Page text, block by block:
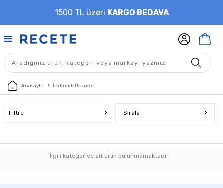
1500 TL üzeri KARGO BEDAVA
Anasayfa İndirimli Ürünler
Filtre Sırala
İlgili kategoriye ait ürün bulunmamaktadır.